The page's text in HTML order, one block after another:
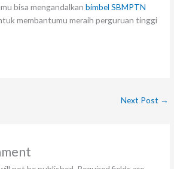
bisa mengandalkanbimbel SBMPTN
membantumu meraih perguruan tinggi
Next Post →